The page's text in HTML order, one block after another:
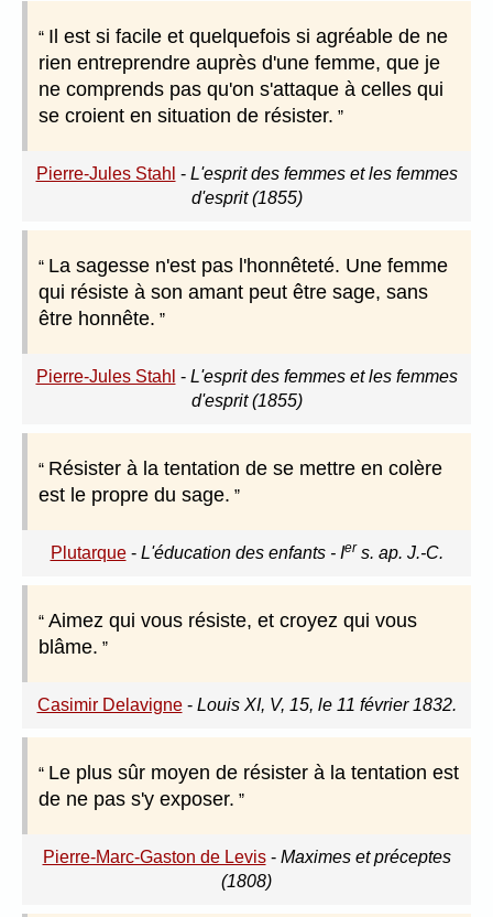
Il est si facile et quelquefois si agréable de ne
rien entreprendre auprès d'une femme, que je
ne comprends pas qu'on s'attaque à celles qui
se croient en situation de résister.
Pierre-Jules Stahl - L'esprit des femmes et les femmes
d'esprit (1855)
La sagesse n'est pas l'honnêteté. Une femme
qui résiste à son amant peut être sage, sans
être honnête.
Pierre-Jules Stahl - L'esprit des femmes et les femmes
d'esprit (1855)
Résister à la tentation de se mettre en colère
est le propre du sage.
Plutarque- L'éducation des enfants - Ier s. ap. J.-C.
Aimez qui vous résiste, et croyez qui vous
blâme.
Casimir Delavigne- Louis XI, V, 15, le 11 février 1832.
Le plus sûr moyen de résister à la tentation est
de ne pas s'y exposer.
Pierre-Marc-Gaston de Levis- Maximes et préceptes
(1808)